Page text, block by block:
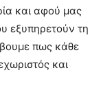
και αφού μας
εξυπηρετούν τη
πως κάθε
και